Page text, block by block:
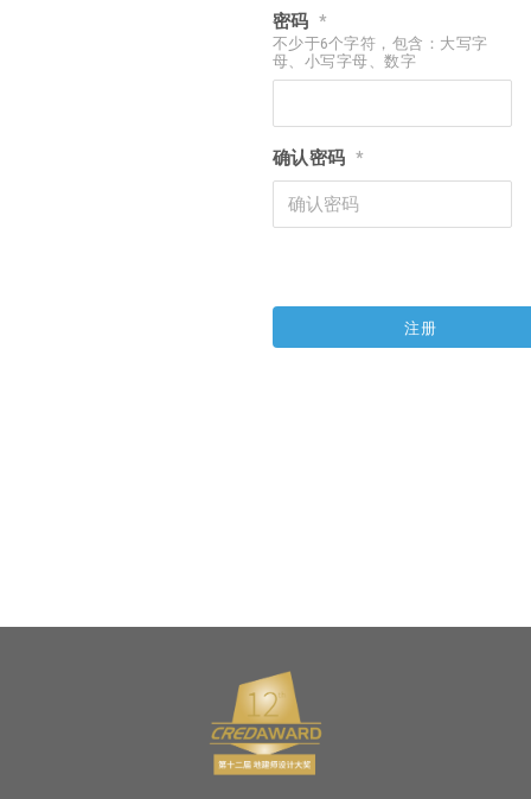
密码 *
不少于6个字符，包含：大写字
母、小写字母、数字
确认密码 *